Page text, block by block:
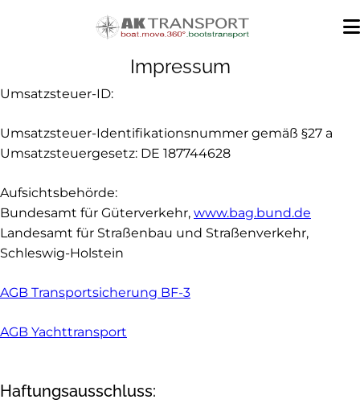
Impressum
Umsatzsteuer-ID:
Umsatzsteuer-Identifikationsnummer gemäß §27 a
Umsatzsteuergesetz: DE 187744628
Aufsichtsbehörde:
Bundesamt für Güterverkehr, www.bag.bund.de
Landesamt für Straßenbau und Straßenverkehr,
Schleswig-Holstein
AGB Transportsicherung BF-3
AGB Yachttransport
Haftungsausschluss: